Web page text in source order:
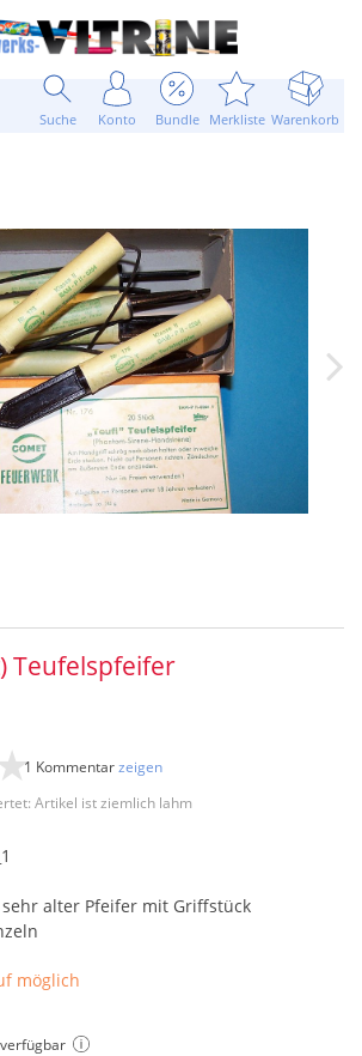
Suche Konto Bundle Merkliste Warenkorb
Teufelspfeifer
Artikel ist ziemlich lahm
1 Kommentarzeigen
alter Pfeifer mit Griffstück
möglich